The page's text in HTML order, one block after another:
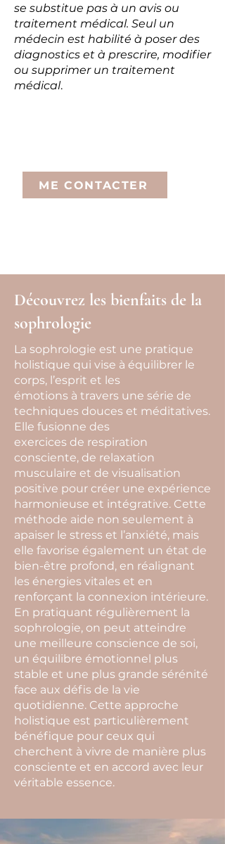
se substitue pas à un avis ou
traitement médical. Seul un
médecin est habilité à poser des
diagnostics et à prescrire, modifier
ou supprimer un traitement
médical.
ME CONTACTER
Découvrez les bienfaits de la
sophrologie
La sophrologie est une pratique
holistique qui vise à équilibrer le
corps, l’esprit et les
émotions à travers une série de
techniques douces et méditatives.
Elle fusionne des
exercices de respiration
consciente, de relaxation
musculaire et de visualisation
positive pour créer une expérience
harmonieuse et intégrative. Cette
méthode aide non seulement à
apaiser le stress et l’anxiété, mais
elle favorise également un état de
bien-être profond, en réalignant
les énergies vitales et en
renforçant la connexion intérieure.
En pratiquant régulièrement la
sophrologie, on peut atteindre
une meilleure conscience de soi,
un équilibre émotionnel plus
stable et une plus grande sérénité
face aux défis de la vie
quotidienne. Cette approche
holistique est particulièrement
bénéfique pour ceux qui
cherchent à vivre de manière plus
consciente et en accord avec leur
véritable essence.